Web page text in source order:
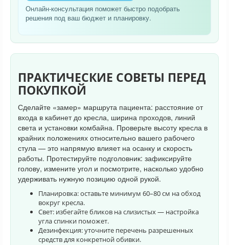
Онлайн-консультация поможет быстро подобрать
решения под ваш бюджет и планировку.
ПРАКТИЧЕСКИЕ СОВЕТЫ ПЕРЕД
ПОКУПКОЙ
Сделайте «замер» маршрута пациента: расстояние от
входа в кабинет до кресла, ширина проходов, линий
света и установки комбайна. Проверьте высоту кресла в
крайних положениях относительно вашего рабочего
стула — это напрямую влияет на осанку и скорость
работы. Протестируйте подголовник: зафиксируйте
голову, измените угол и посмотрите, насколько удобно
удерживать нужную позицию одной рукой.
Планировка: оставьте минимум 60–80 см на обход
вокруг кресла.
Свет: избегайте бликов на слизистых — настройка
угла спинки поможет.
Дезинфекция: уточните перечень разрешенных
средств для конкретной обивки.